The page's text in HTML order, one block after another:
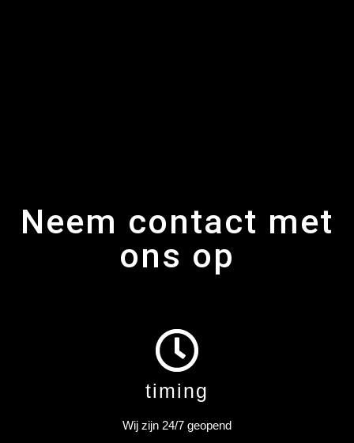
Neem contact met
ons op
timing
Wij zijn 24/7 geopend